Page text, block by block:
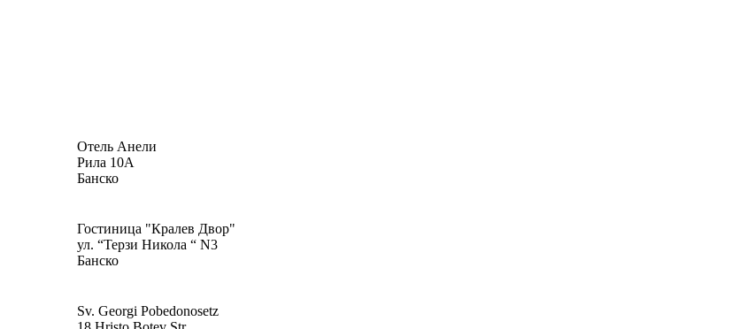
Отель Анели
Рила 10А
Банско
Гостиница "Кралев Двор"
ул. “Терзи Никола “ N3
Банско
Sv. Georgi Pobedonosetz